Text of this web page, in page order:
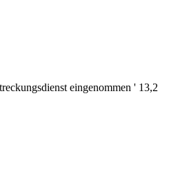
eingenommen ' 13,2